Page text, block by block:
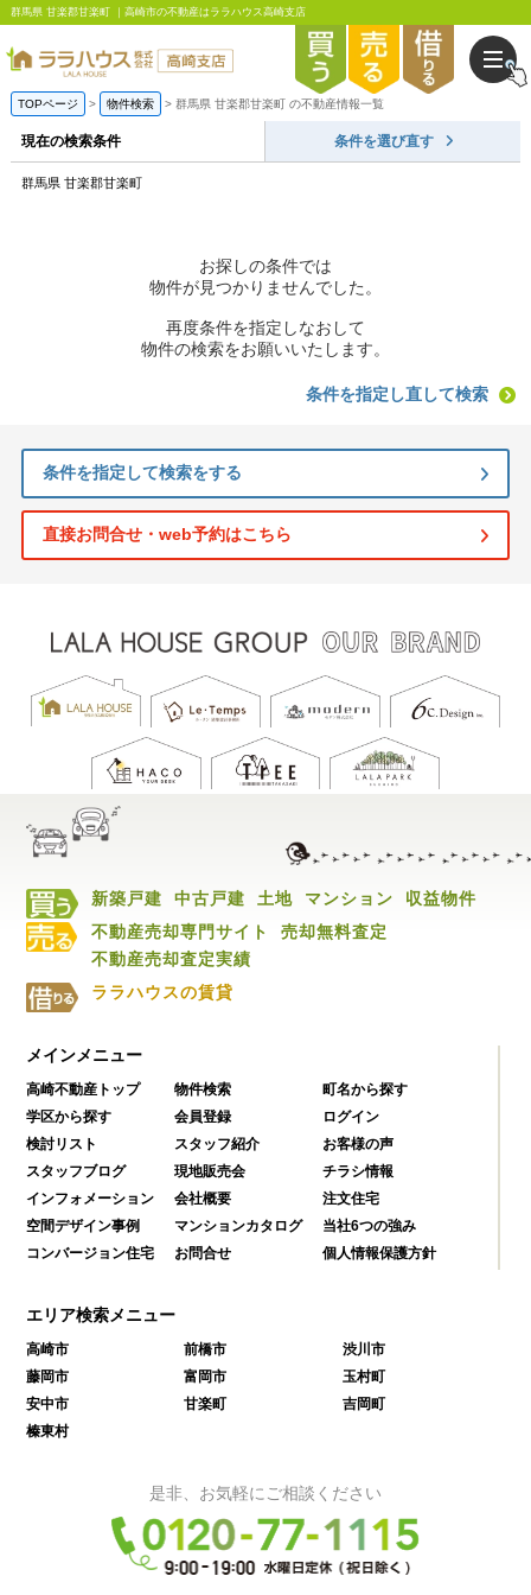
群馬県 甘楽郡甘楽町 ｜高崎市の不動産はララハウス高崎支店
TOPページ 物件検索 群馬県 甘楽郡甘楽町 の不動産情報一覧
現在の検索条件 条件を選び直す
群馬県 甘楽郡甘楽町
お探しの条件では
物件が見つかりませんでした。
再度条件を指定しなおして
物件の検索をお願いいたします。
条件を指定し直して検索
条件を指定して検索をする
直接お問合せ・web予約はこちら
新築戸建 中古戸建 土地 マンション
収益物件
不動産売却専門サイト
売却無料査定
不動産売却査定実績
ララハウスの賃貸
メインメニュー
高崎不動産トップ 物件検索
町名から探す
学区から探す
会員登録
ログイン
検討リスト
スタッフ紹介
お客様の声
スタッフブログ
現地販売会
チラシ情報
インフォメーション
会社概要
注文住宅
空間デザイン事例
マンションカタログ
当社6つの強み
コンバージョン住宅
お問合せ 個人情報保護方針
エリア検索メニュー
高崎市 前橋市
渋川市
藤岡市
富岡市
玉村町
安中市
甘楽町
吉岡町
榛東村
是非、お気軽にご相談ください